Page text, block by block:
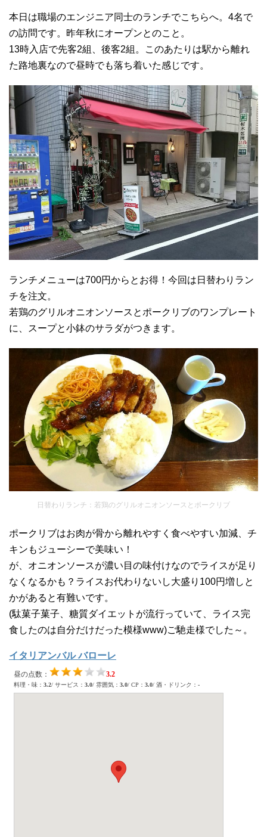
本日は職場のエンジニア同士のランチでこちらへ。4名で
の訪問です。昨年秋にオープンとのこと。
13時入店で先客2組、後客2組。このあたりは駅から離れ
た路地裏なので昼時でも落ち着いた感じです。
ランチメニューは700円からとお得！今回は日替わりラン
チを注文。
若鶏のグリルオニオンソースとポークリブのワンプレート
に、スープと小鉢のサラダがつきます。
日替わりランチ：若鶏のグリルオニオンソースとポークリブ
ポークリブはお肉が骨から離れやすく食べやすい加減、チ
キンもジューシーで美味い！
が、オニオンソースが濃い目の味付けなのでライスが足り
なくなるかも？ライスお代わりないし大盛り100円増しと
かがあると有難いです。
(駄菓子菓子、糖質ダイエットが流行っていて、ライス完
食したのは自分だけだった模様www)ご馳走様でした～。
イタリアンバル バローレ